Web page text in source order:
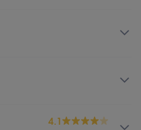
Damen
4.1